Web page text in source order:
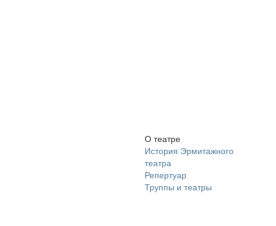
О театре
История Эрмитажного
театра
Репертуар
Труппы и театры